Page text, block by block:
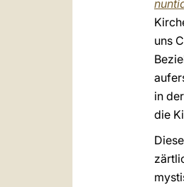
uns
in
die